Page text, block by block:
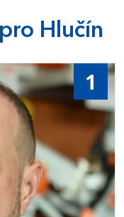
Hlučín
1